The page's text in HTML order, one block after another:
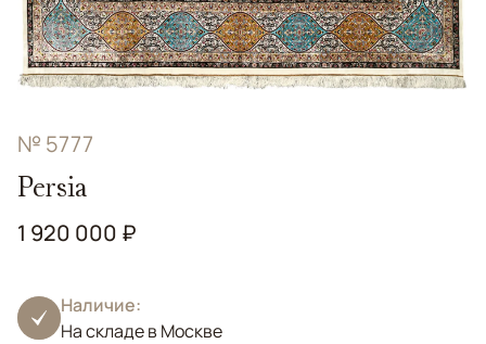
№ 5777
Persia
1 920 000 ₽
Наличие:
На складе в Москве